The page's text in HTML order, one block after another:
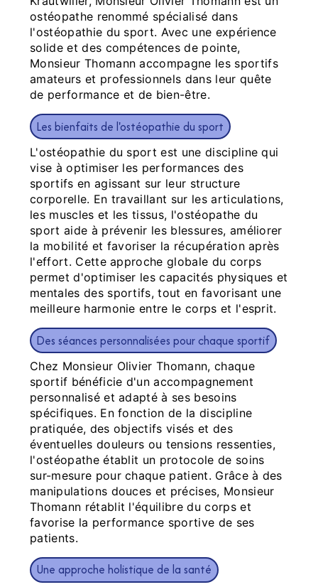
ostéopathe renommé spécialisé dans
l'ostéopathie du sport. Avec une expérience
solide et des compétences de pointe,
Monsieur Thomann accompagne les sportifs
amateurs et professionnels dans leur quête
de performance et de bien-être.
Les bienfaits de l'ostéopathie du sport
L'ostéopathie du sport est une discipline qui
vise à optimiser les performances des
sportifs en agissant sur leur structure
corporelle. En travaillant sur les articulations,
les muscles et les tissus, l'ostéopathe du
sport aide à prévenir les blessures, améliorer
la mobilité et favoriser la récupération après
l'effort. Cette approche globale du corps
permet d'optimiser les capacités physiques et
mentales des sportifs, tout en favorisant une
meilleure harmonie entre le corps et l'esprit.
Des séances personnalisées pour chaque sportif
Chez Monsieur Olivier Thomann, chaque
sportif bénéficie d'un accompagnement
personnalisé et adapté à ses besoins
spécifiques. En fonction de la discipline
pratiquée, des objectifs visés et des
éventuelles douleurs ou tensions ressenties,
l'ostéopathe établit un protocole de soins
sur-mesure pour chaque patient. Grâce à des
manipulations douces et précises, Monsieur
Thomann rétablit l'équilibre du corps et
favorise la performance sportive de ses
patients.
Une approche holistique de la santé